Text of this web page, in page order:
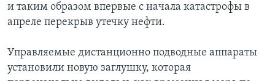
и таким образом впервые с начала катастрофы в
апреле перекрыв утечку нефти.
Управляемые дистанционно подводные аппараты
установили новую заглушку, которая